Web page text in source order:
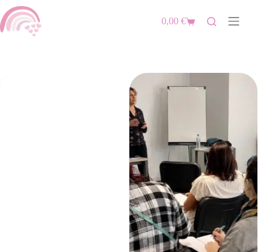
0,00€